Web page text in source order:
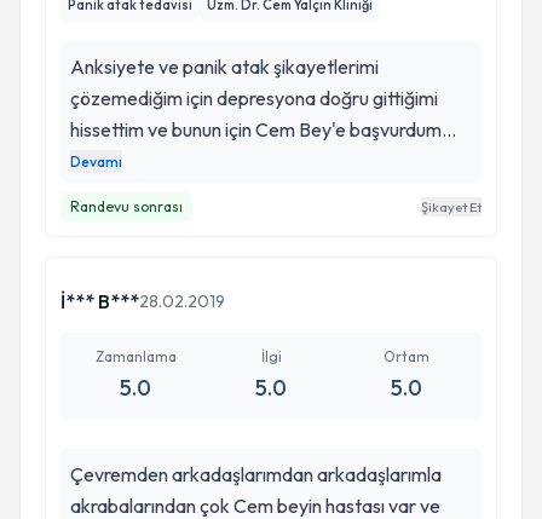
Panik atak tedavisi Uzm. Dr. Cem Yalçın Kliniği
Anksiyete ve panik atak şikayetlerimi
çözemediğim için depresyona doğru gittiğimi
hissettim ve bunun için Cem Bey'e başvurdum
.Cem Bey'in yaklaşımı çok iyiydi bunların
Devamı
Randevu sonrası Şikayet Et
İ*** B***28.02.2019
Zamanlama
5.0
İlgi
5.0
Ortam
5.0
Çevremden arkadaşlarımdan arkadaşlarımla
akrabalarından çok Cem beyin hastası var ve